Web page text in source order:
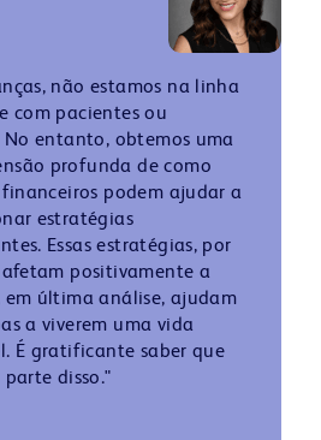
não estamos na linha
com pacientes ou
No entanto, obtemos uma
profunda de como
podem ajudar a
estratégias
Essas estratégias, por
afetam positivamente a
em última análise, ajudam
a viverem uma vida
É gratificante saber que
parte disso."